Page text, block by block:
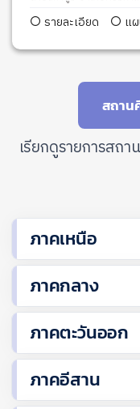
รายละเอียด แ
สถาน
เรียกดูรายการสถ
ภาคเหนือ
ภาคกลาง
ภาคตะวันออก
ภาคอีสาน